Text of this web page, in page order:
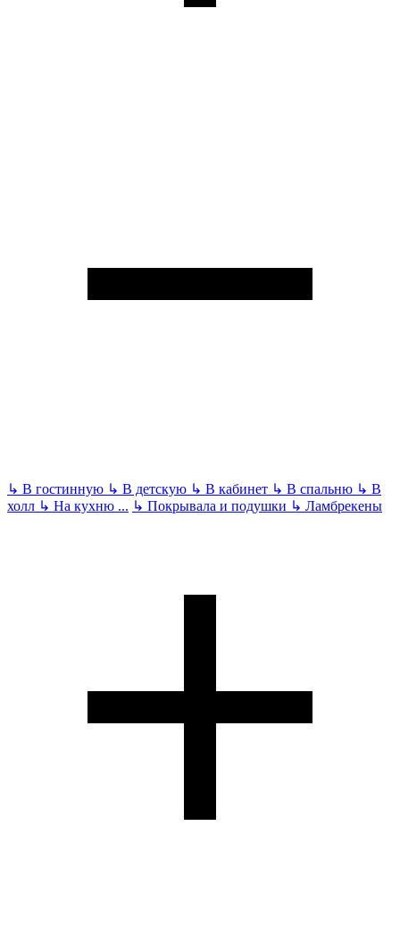
↳ В гостинную ↳ В детскую ↳ В кабинет ↳ В спальню ↳ В
холл ↳ На кухню ... ↳ Покрывала и подушки ↳ Ламбрекены